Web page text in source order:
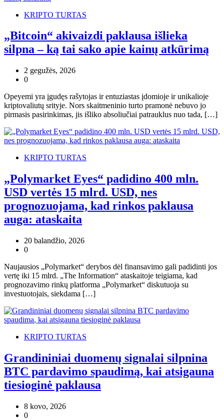
KRIPTO TURTAS
„Bitcoin“ akivaizdi paklausa išlieka
silpna – ką tai sako apie kainų atkūrimą
2 gegužės, 2026
0
Opeyemi yra įgudęs rašytojas ir entuziastas įdomioje ir unikalioje
kriptovaliutų srityje. Nors skaitmeninio turto pramonė nebuvo jo
pirmasis pasirinkimas, jis išliko absoliučiai patrauklus nuo tada, […]
KRIPTO TURTAS
„Polymarket Eyes“ padidino 400 mln.
USD vertės 15 mlrd. USD, nes
prognozuojama, kad rinkos paklausa
auga: ataskaita
20 balandžio, 2026
0
Naujausios „Polymarket“ derybos dėl finansavimo gali padidinti jos
vertę iki 15 mlrd. „The Information“ ataskaitoje teigiama, kad
prognozavimo rinkų platforma „Polymarket“ diskutuoja su
investuotojais, siekdama […]
KRIPTO TURTAS
Grandininiai duomenų signalai silpnina
BTC pardavimo spaudimą, kai atsigauna
tiesioginė paklausa
8 kovo, 2026
0